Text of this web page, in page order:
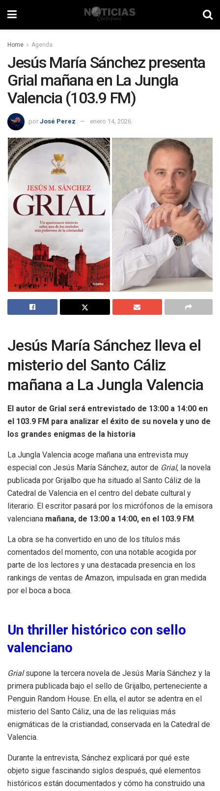
Home Agenda
Jesús María Sánchez presenta
Grial mañana en La Jungla
Valencia (103.9 FM)
por José Perez enero 14, 2026
Jesús María Sánchez lleva el
misterio del Santo Cáliz
mañana a La Jungla Valencia
El autor de Grial será entrevistado de 13:00 a 14:00 en
el 103.9 FM para analizar el éxito de su novela y uno de
los grandes enigmas de la historia
La Jungla Valencia acoge mañana una entrevista muy
especial con Jesús María Sánchez, autor de Grial, la novela
publicada por Grijalbo que ha situado al Santo Cáliz de la
Catedral de Valencia en el centro del debate cultural y
literario. El escritor pasará por los micrófonos de la emisora
valenciana mañana, de 13:00 a 14:00, en el 103.9 FM.
La obra se ha convertido en uno de los títulos más
comentados del momento, con una notable acogida por
parte de los lectores y una destacada presencia en los
rankings de ventas de Amazon, impulsada en gran medida
por el boca a boca.
Un thriller histórico con sello
valenciano
Grialsupone la tercera novela de Jesús María Sánchez y la
primera publicada bajo el sello de Grijalbo, perteneciente a
Penguin Random House. En ella, el autor se adentra en el
misterio del Santo Cáliz, una de las reliquias más
enigmáticas de la cristiandad, conservada en la Catedral de
Valencia.
Durante la entrevista, Sánchez explicará por qué este
objeto sigue fascinando siglos después, qué elementos
históricos están documentados y cómo ha construido una